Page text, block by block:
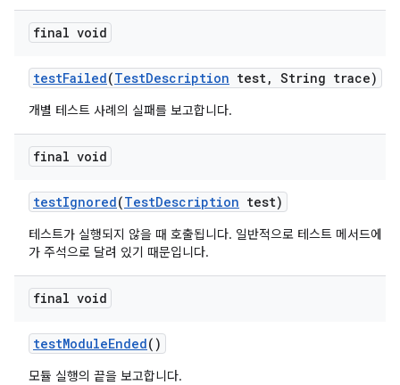
final void
testFailed(TestDescription test, String trace)
개별 테스트 사례의 실패를 보고합니다.
final void
testIgnored(TestDescription test)
테스트가 실행되지 않을 때 호출됩니다. 일반적으로 테스트 메서드에
가 주석으로 달려 있기 때문입니다.
final void
testModuleEnded()
모듈 실행의 끝을 보고합니다.